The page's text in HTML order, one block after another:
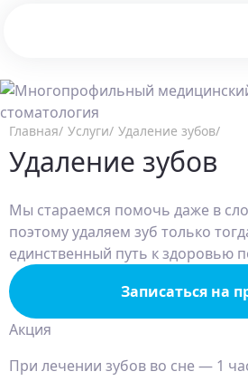
Главная Услуги Удаление зубов
Удаление зубов
Мы стараемся помочь даже в
поэтому удаляем зуб только
единственный путь к здоровью
Записаться на
Акция
При лечении зубов во сне — 1